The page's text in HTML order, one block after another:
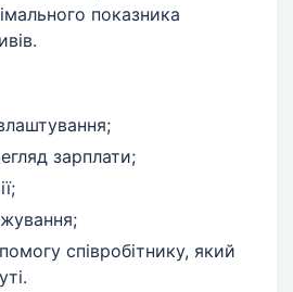
показника
зарплати;
співробітнику, який